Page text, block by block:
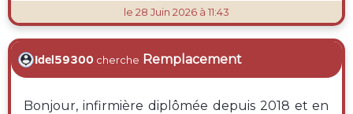
le 28 Juin 2026 à 11:43
Idel59300 cherche Remplacement
Bonjour, infirmière diplômée depuis 2018 et en